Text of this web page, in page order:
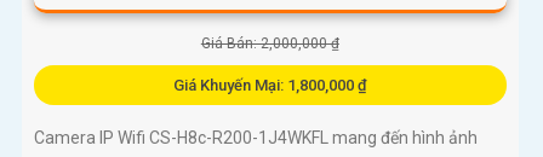
Giá Bán: 2,000,000 ₫
Giá Khuyến Mại: 1,800,000 ₫
Camera IP Wifi CS-H8c-R200-1J4WKFL mang đến hình ảnh